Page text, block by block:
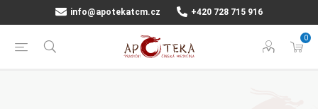
info@apotekatcm.cz +420 728 715 916
0